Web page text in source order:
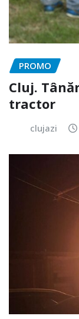
PROMO
Cluj.
tractor
clujazi